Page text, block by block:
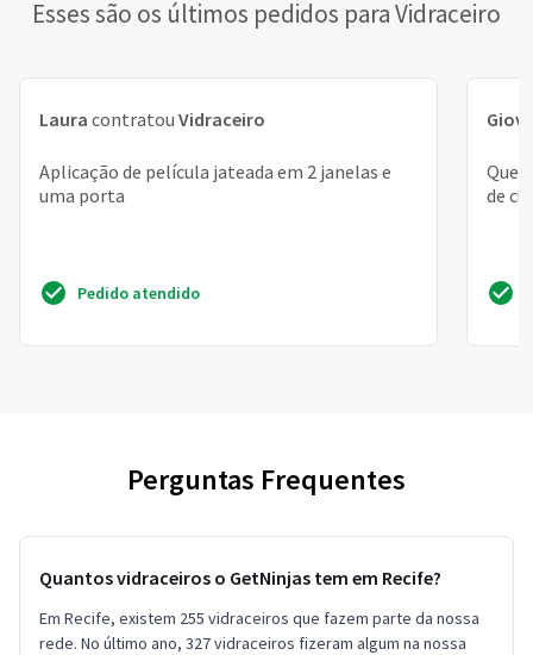
Esses são os últimos pedidos para Vidraceiro
Laura contratou Vidraceiro
Aplicação de película jateada em 2 janelas e
uma porta
Pedido atendido
de
Perguntas Frequentes
Quantos vidraceiros o GetNinjas tem em Recife?
Em Recife, existem 255 vidraceiros que fazem parte da nossa
rede. No último ano, 327 vidraceiros fizeram algum na nossa